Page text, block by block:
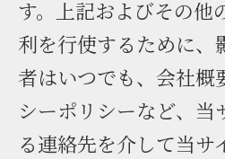
す。上記およびその他
利を行使するために、
者はいつでも、会社概
シーポリシーなど、当
る連絡先を介して当サ